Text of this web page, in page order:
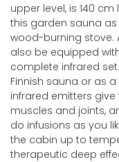
upper level, is 140
this garden sauna
wood-burning stove.
also be equipped
complete infrared
Finnish sauna or as
infrared emitters
muscles and joints,
do infusions as you
the cabin up to
therapeutic deep